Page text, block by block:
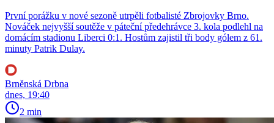
První porážku v nové sezoně utrpěli fotbalisté Zbrojovky Brno.
Nováček nejvyšší soutěže v páteční předehrávce 3. kola podlehl na
domácím stadionu Liberci 0:1. Hostům zajistil tři body gólem z 61.
minuty Patrik Dulay.
Brněnská Drbna
dnes, 19:40
2 min